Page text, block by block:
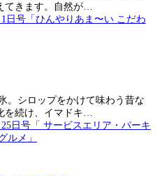
てきます。自然が…
。シロップをかけて味わう昔な
を続け、イマドキ…